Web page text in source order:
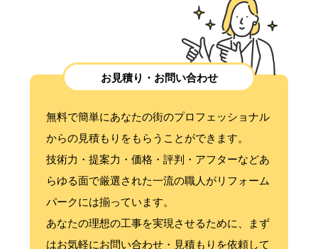
お見積り・お問い合わせ
無料で簡単にあなたの街のプロフェッショナル
からの見積もりをもらうことができます。
技術力・提案力・価格・評判・アフターなどあ
らゆる面で厳選された一流の職人がリフォーム
パークには揃っています。
あなたの理想の工事を実現させるために、まず
はお気軽にお問い合わせ・見積もりを依頼して